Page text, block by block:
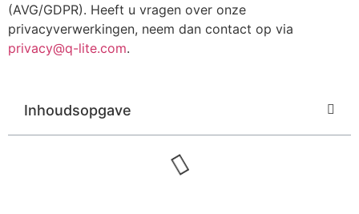
(AVG/GDPR). Heeft u vragen over onze
privacyverwerkingen, neem dan contact op via
privacy@q-lite.com.
Inhoudsopgave